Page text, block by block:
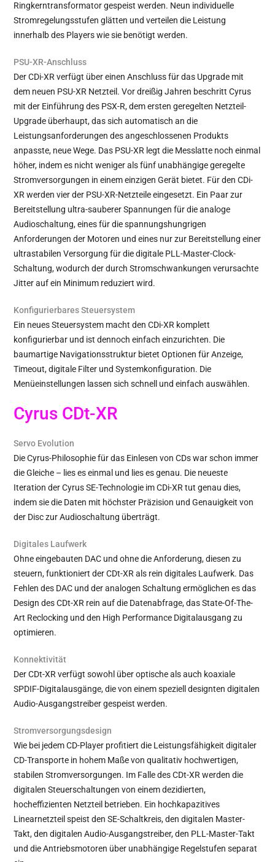
Ringkerntransformator gespeist werden. Neun individuelle
Stromregelungsstufen glätten und verteilen die Leistung
innerhalb des Players wie sie benötigt werden.
PSU-XR-Anschluss
Der CDi-XR verfügt über einen Anschluss für das Upgrade mit
dem neuen PSU-XR Netzteil. Vor dreißig Jahren beschritt Cyrus
mit der Einführung des PSX-R, dem ersten geregelten Netzteil-
Upgrade überhaupt, das sich automatisch an die
Leistungsanforderungen des angeschlossenen Produkts
anpasste, neue Wege. Das PSU-XR legt die Messlatte noch einmal
höher, indem es nicht weniger als fünf unabhängige geregelte
Stromversorgungen in einem einzigen Gerät bietet. Für den CDi-
XR werden vier der PSU-XR-Netzteile eingesetzt. Ein Paar zur
Bereitstellung ultra-sauberer Spannungen für die analoge
Audioschaltung, eines für die spannungshungrigen
Anforderungen der Motoren und eines nur zur Bereitstellung einer
ultrastabilen Versorgung für die digitale PLL-Master-Clock-
Schaltung, wodurch der durch Stromschwankungen verursachte
Jitter auf ein Minimum reduziert wird.
Konfigurierbares Steuersystem
Ein neues Steuersystem macht den CDi-XR komplett
konfigurierbar und ist dennoch einfach einzurichten. Die
baumartige Navigationsstruktur bietet Optionen für Anzeige,
Timeout, digitale Filter und Systemkonfiguration. Die
Menüeinstellungen lassen sich schnell und einfach auswählen.
Cyrus CDt-XR
Servo Evolution
Die Cyrus-Philosophie für das Einlesen von CDs war schon immer
die Gleiche – lies es einmal und lies es genau. Die neueste
Iteration der Cyrus SE-Technologie im CDi-XR tut genau dies,
indem sie die Daten mit höchster Präzision und Genauigkeit von
der Disc zur Audioschaltung überträgt.
Digitales Laufwerk
Ohne eingebauten DAC und ohne die Anforderung, diesen zu
steuern, funktioniert der CDt-XR als rein digitales Laufwerk. Das
Fehlen des DAC und der analogen Schaltung ermöglichen es das
Design des CDt-XR rein auf die Datenabfrage, das State-Of-The-
Art Reclocking und den High Performance Digitalausgang zu
optimieren.
Konnektivität
Der CDt-XR verfügt sowohl über optische als auch koaxiale
SPDIF-Digitalausgänge, die von einem speziell designten digitalen
Audio-Ausgangstreiber gespeist werden.
Stromversorgungsdesign
Wie bei jedem CD-Player profitiert die Leistungsfähigkeit digitaler
CD-Transporte in hohem Maße von qualitativ hochwertigen,
stabilen Stromversorgungen. Im Falle des CDt-XR werden die
digitalen Steuerschaltungen von einem dezidierten,
hocheffizienten Netzteil betrieben. Ein hochkapazitives
Linearnetzteil speist den SE-Schaltkreis, den digitalen Master-
Takt, den digitalen Audio-Ausgangstreiber, den PLL-Master-Takt
und die Antriebsmotoren über unabhängige Regelstufen separat